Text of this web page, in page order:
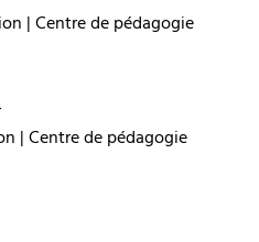
| Centre de pédagogie
| Centre de pédagogie